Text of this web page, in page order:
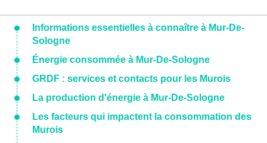
Informations essentielles à connaître à Mur-De-
Sologne
Énergie consommée à Mur-De-Sologne
GRDF : services et contacts pour les Murois
La production d'énergie à Mur-De-Sologne
Les facteurs qui impactent la consommation des
Murois